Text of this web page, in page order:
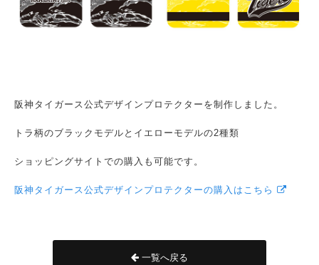
阪神タイガース公式デザインプロテクターを制作しました。
トラ柄のブラックモデルとイエローモデルの2種類
ショッピングサイトでの購入も可能です。
阪神タイガース公式デザインプロテクターの購入はこちら
一覧へ戻る